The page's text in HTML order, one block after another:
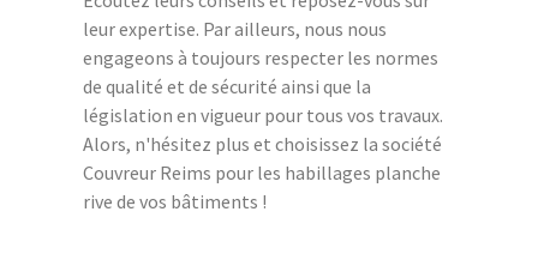
leur expertise. Par ailleurs, nous nous
engageons à toujours respecter les normes
de qualité et de sécurité ainsi que la
législation en vigueur pour tous vos travaux.
Alors, n'hésitez plus et choisissez la société
Couvreur Reims pour les habillages planche
rive de vos bâtiments !